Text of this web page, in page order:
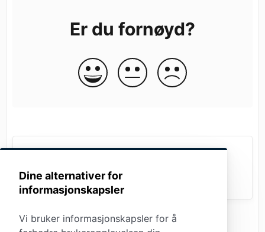
Dine alternativer for
informasjonskapsler
Vi bruker informasjonskapsler for å
Er du fornøyd?
App Versjon 3.3